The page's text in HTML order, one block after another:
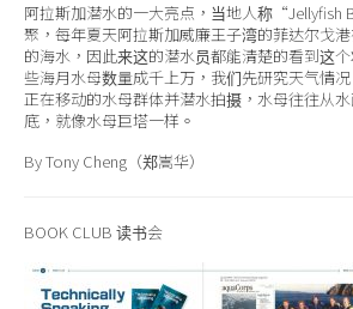
阿拉斯加潜水的一大亮点，当地人称
聚，每年夏天阿拉斯加威廉王子湾的菲达尔戈
的海水，因此来这的潜水员都能清楚的看到这
些海月水母数量成千上万，我们先研究天气情
正在移动的水母群体并潜水拍摄，水母往往从
底，就像水母巨塔一样。
By Tony Cheng（郑嵩华）
BOOK CLUB 读书会